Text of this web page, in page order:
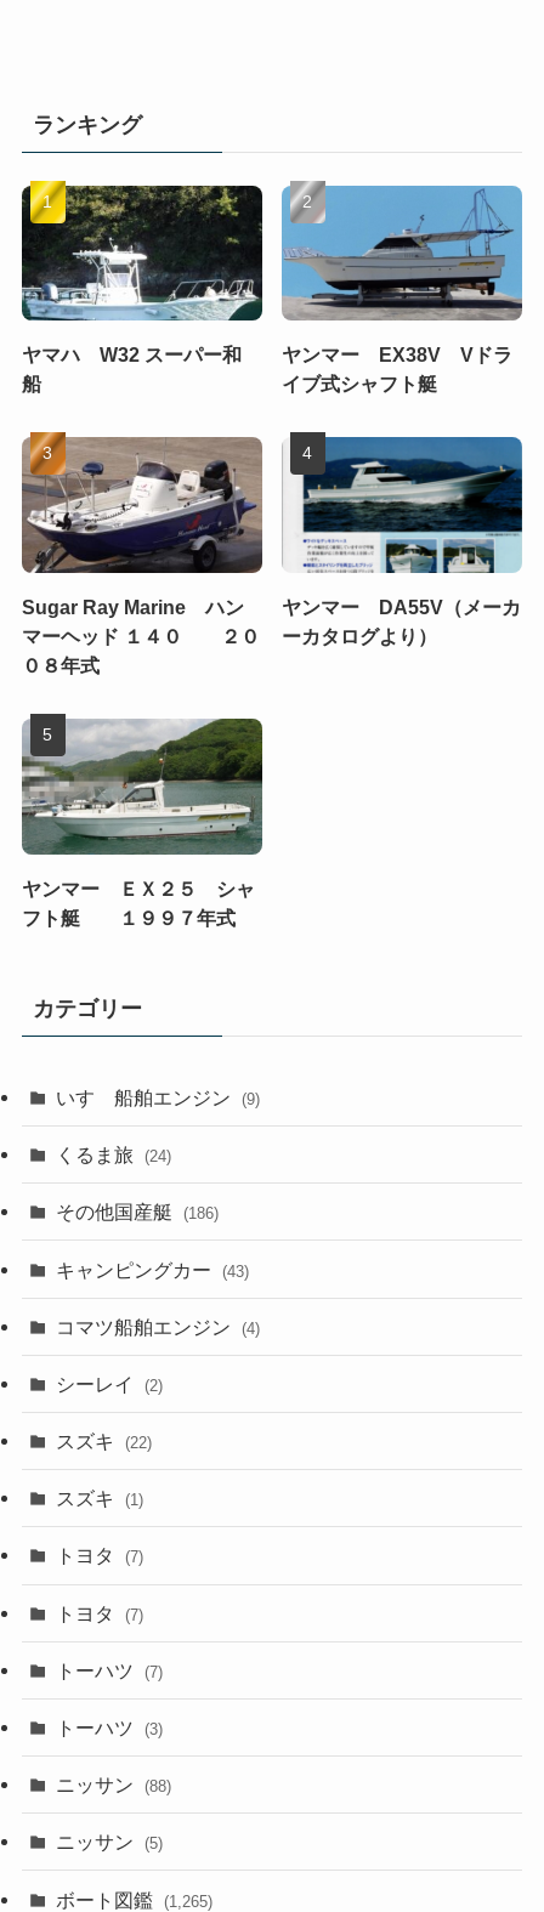
ランキング
ヤマハ W32 スーパー和
船
ヤンマー EX38V Vドラ
イブ式シャフト艇
Sugar Ray Marine ハン
マーヘッド １４０ ２０
０８年式
ヤンマー DA55V（メーカ
ーカタログより）
ヤンマー ＥＸ２５ シャ
フト艇 １９９７年式
カテゴリー
いすゞ船舶エンジン (9)
くるま旅 (24)
その他国産艇 (186)
キャンピングカー (43)
コマツ船舶エンジン (4)
シーレイ (2)
スズキ (22)
スズキ (1)
トヨタ (7)
トヨタ (7)
トーハツ (7)
トーハツ (3)
ニッサン (88)
ニッサン (5)
ボート図鑑 (1,265)